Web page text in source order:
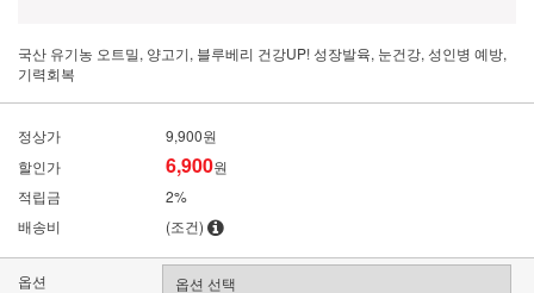
국산 유기농 오트밀, 양고기, 블루베리 건강UP! 성장발육, 눈건강, 성인병 예방,
기력회복
정상가
9,900원
할인가
6,900원
적립금
2%
배송비
(조건)
옵션